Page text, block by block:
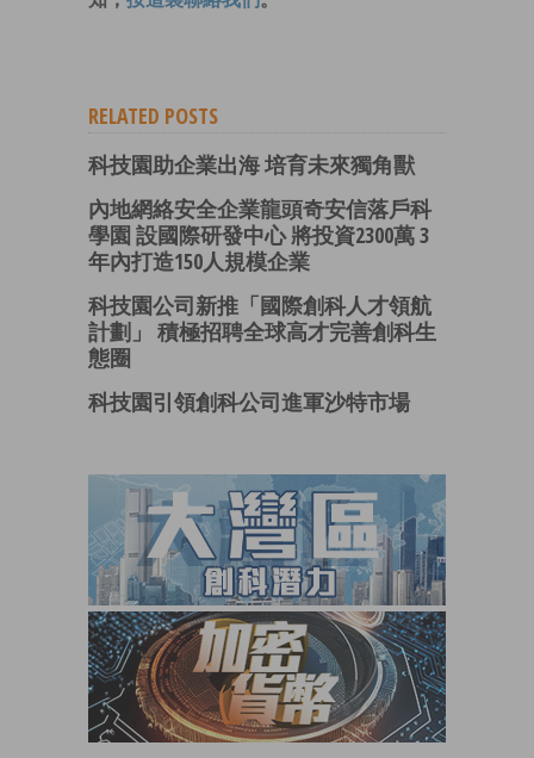
RELATED POSTS
科技園助企業出海 培育未來獨角獸
內地網絡安全企業龍頭奇安信落戶科
學園 設國際研發中心 將投資2300萬 3
年內打造150人規模企業
科技園公司新推「國際創科人才領航
計劃」 積極招聘全球高才完善創科生
態圈
科技園引領創科公司進軍沙特市場